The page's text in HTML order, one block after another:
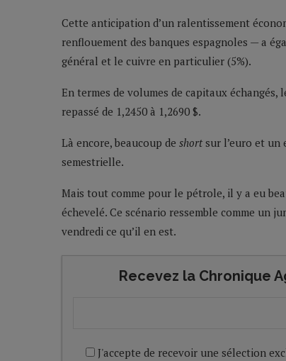
Cette anticipation d’un ralentissement
renflouement des banques espagnoles — a
général et le cuivre en particulier (5%).
En termes de volumes de capitaux échangés,
repassé de 1,2450 à 1,2690 $.
Là encore, beaucoup de short sur l’euro et un
semestrielle.
Mais tout comme pour le pétrole, il y a eu
échevelé. Ce scénario ressemble comme un
vendredi ce qu’il en est.
Recevez la Chronique
J'accepte de recevoir une sélection